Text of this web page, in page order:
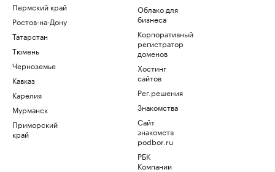
Пермский край
Ростов-на-Дону
Татарстан
Тюмень
Черноземье
Кавказ
Карелия
Мурманск
Приморский
край
Облако для
бизнеса
Корпоративный
регистратор
доменов
Хостинг
сайтов
Рег.решения
Знакомства
Сайт
знакомств
podbor.ru
РБК
Компании